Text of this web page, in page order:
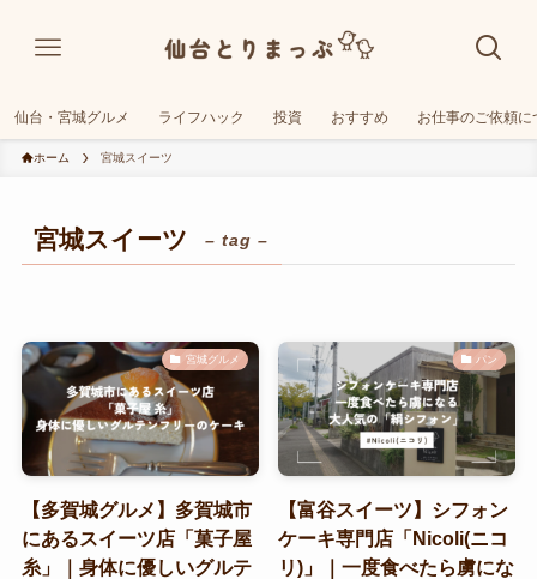
仙台・宮城グルメ ライフハック 投資 おすすめ お仕事のご依頼に
ホーム 宮城スイーツ
宮城スイーツ – tag –
宮城グルメ
【多賀城グルメ】多賀城市
にあるスイーツ店「菓子屋
糸」｜身体に優しいグルテ
パン
【富谷スイーツ】シフォン
ケーキ専門店「Nicoli(ニコ
リ)」｜一度食べたら虜にな